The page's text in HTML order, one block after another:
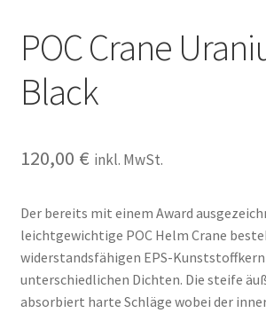
POC Crane
Black
120,00 € inkl. MwSt.
Der bereits mit einem Award
leichtgewichtige POC Helm Crane
widerstandsfähigen EPS-
unterschiedlichen Dichten. Die steife
absorbiert harte Schläge wobei der